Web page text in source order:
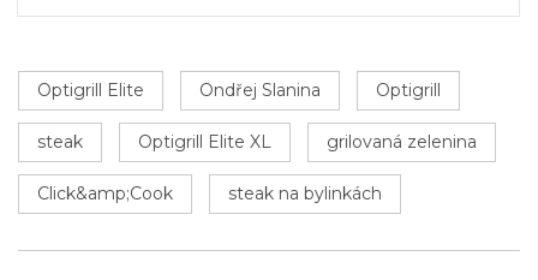
Optigrill Elite Ondřej Slanina Optigrill
steak Optigrill Elite XL grilovaná zelenina
Click&amp;Cook steak na bylinkách